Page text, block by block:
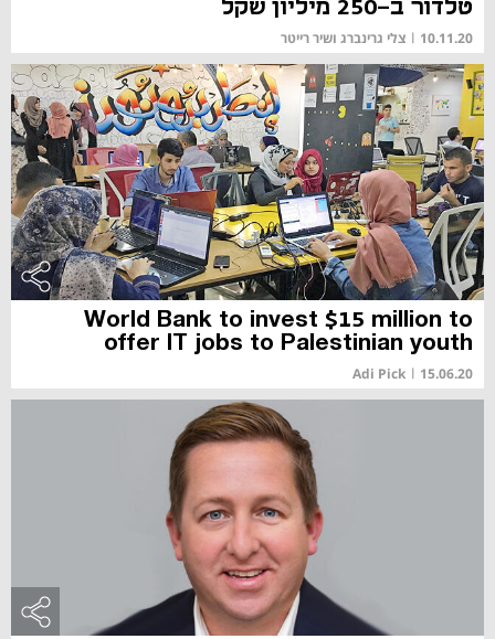
טלדור ב-250 מיליון שקל
10.11.20
| צלי גרינברג ושיר רייטר
World Bank to invest $15 million to
offer IT jobs to Palestinian youth
15.06.20
|
Adi Pick